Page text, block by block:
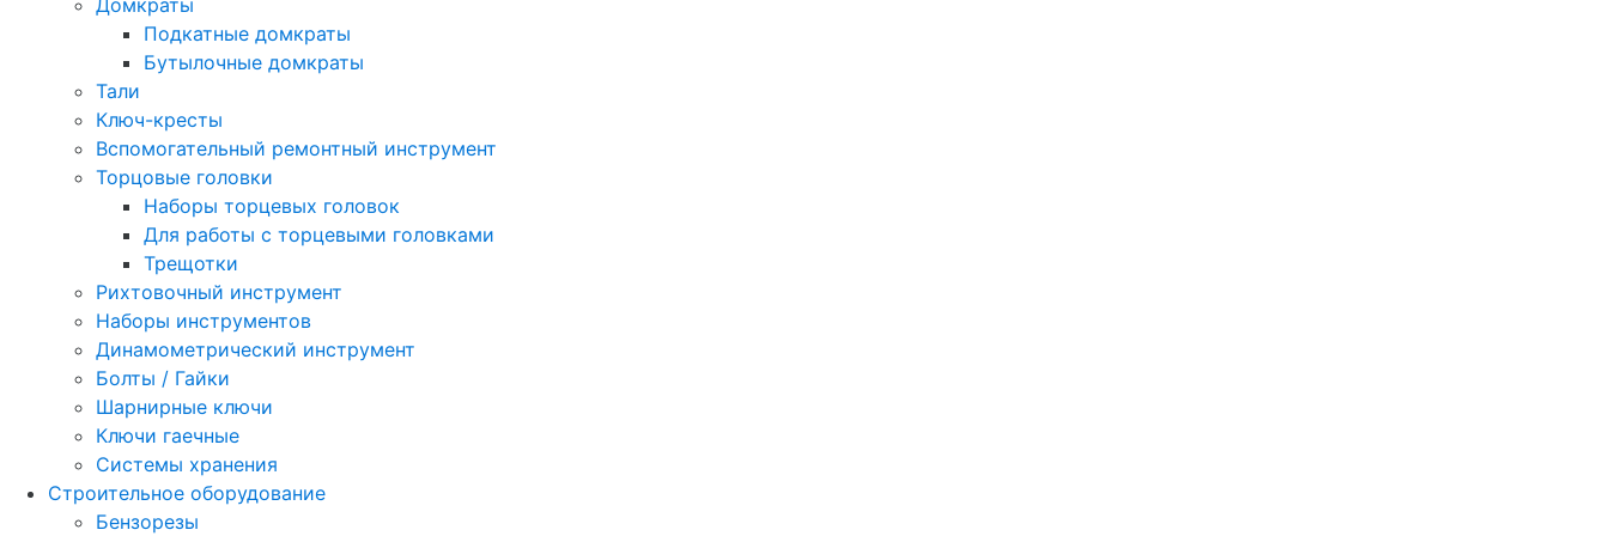
Домкраты
Подкатные домкраты
Бутылочные домкраты
Тали
Ключ-кресты
Вспомогательный ремонтный инструмент
Торцовые головки
Наборы торцевых головок
Для работы с торцевыми головками
Трещотки
Рихтовочный инструмент
Наборы инструментов
Динамометрический инструмент
Болты / Гайки
Шарнирные ключи
Ключи гаечные
Системы хранения
Строительное оборудование
Бензорезы